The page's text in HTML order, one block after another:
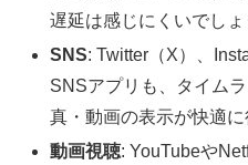
遅延は感じにくいでしょ
SNS: Twitter（X）、
SNSアプリも、タイム
真・動画の表示が快適に
動画視聴: YouTubeや